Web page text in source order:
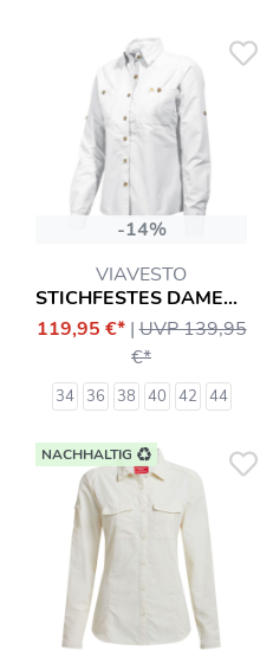
-14%
VIAVESTO
STICHFESTES DAMENHEMD SR. EANES
119,95 €* |UVP 139,95
€*
34 36 38 40 42 44
NACHHALTIG